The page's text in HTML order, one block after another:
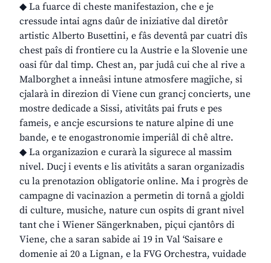
◆ La fuarce di cheste manifestazion, che e je
cressude intai agns daûr de iniziative dal diretôr
artistic Alberto Busettini, e fâs deventâ par cuatri dîs
chest paîs di frontiere cu la Austrie e la Slovenie une
oasi fûr dal timp. Chest an, par judâ cui che al rive a
Malborghet a inneâsi intune atmosfere magjiche, si
cjalarà in direzion di Viene cun grancj concierts, une
mostre dedicade a Sissi, ativitâts pai fruts e pes
fameis, e ancje escursions te nature alpine di une
bande, e te enogastronomie imperiâl di chê altre.
◆ La organizazion e curarà la sigurece al massim
nivel. Ducj i events e lis ativitâts a saran organizadis
cu la prenotazion obligatorie online. Ma i progrès de
campagne di vacinazion a permetin di tornâ a gjoldi
di culture, musiche, nature cun ospits di grant nivel
tant che i Wiener Sängerknaben, piçui cjantôrs di
Viene, che a saran sabide ai 19 in Val ‘Saisare e
domenie ai 20 a Lignan, e la FVG Orchestra, vuidade